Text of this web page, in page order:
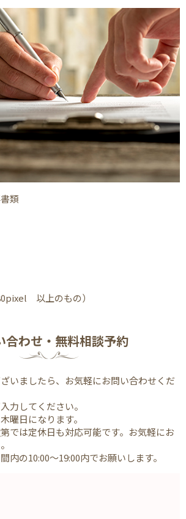
類
以上のもの）
合わせ・無料相談予約
いましたら、お気軽にお問い合わせくだ
力してください。
曜日になります。
では定休日も対応可能です。お気軽にお
内の10:00～19:00内でお願いします。